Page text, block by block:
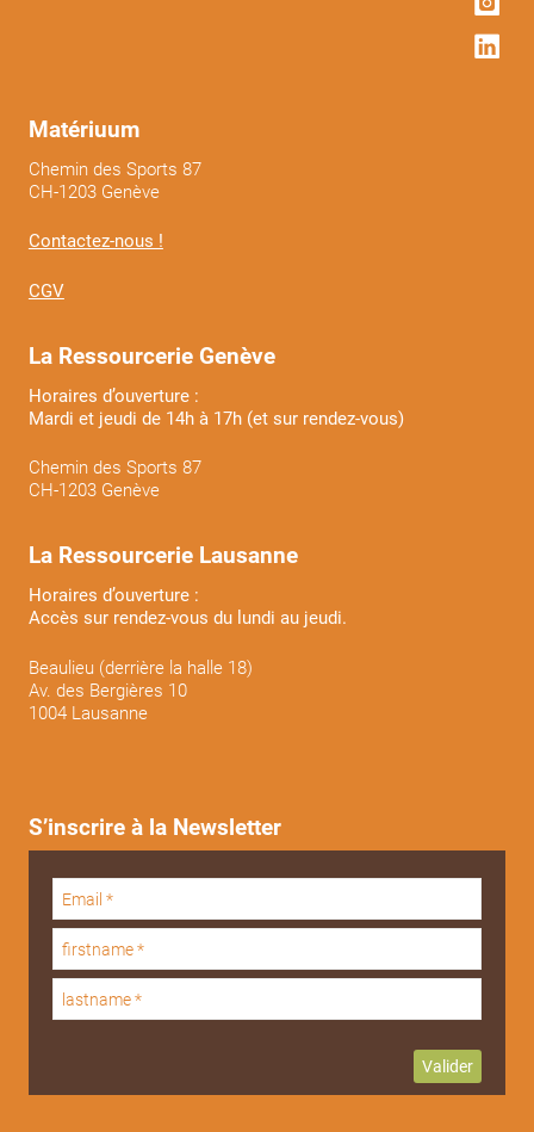
Matériuum
Chemin des Sports 87
CH-1203 Genève
Contactez-nous !
CGV
La Ressourcerie Genève
Horaires d’ouverture :
Mardi et jeudi de 14h à 17h (et sur rendez-vous)
Chemin des Sports 87
CH-1203 Genève
La Ressourcerie Lausanne
Horaires d’ouverture :
Accès sur rendez-vous du lundi au jeudi.
Beaulieu (derrière la halle 18)
Av. des Bergières 10
1004 Lausanne
S’inscrire à la Newsletter